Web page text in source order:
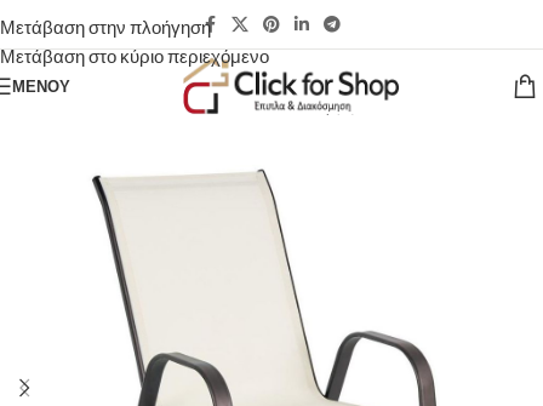
Μετάβαση στην πλοήγηση
Μετάβαση στο κύριο περιεχόμενο
ΜΕΝΟΎ